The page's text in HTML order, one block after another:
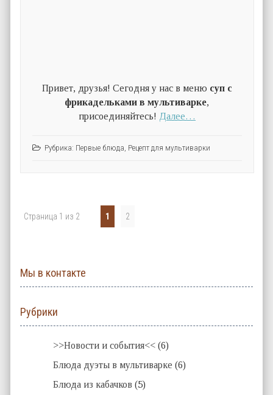
Привет, друзья! Сегодня у нас в меню суп с
фрикадельками в мультиварке,
присоединяйтесь! Далее…
Рубрика: Первые блюда Рецепт для мультиварки
Страница 1 из 2 1 2
Мы в контакте
Рубрики
>>Новости и события<< (6)
Блюда дуэты в мультиварке (6)
Блюда из кабачков (5)